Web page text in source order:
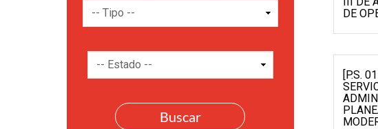
DE
[P.S.